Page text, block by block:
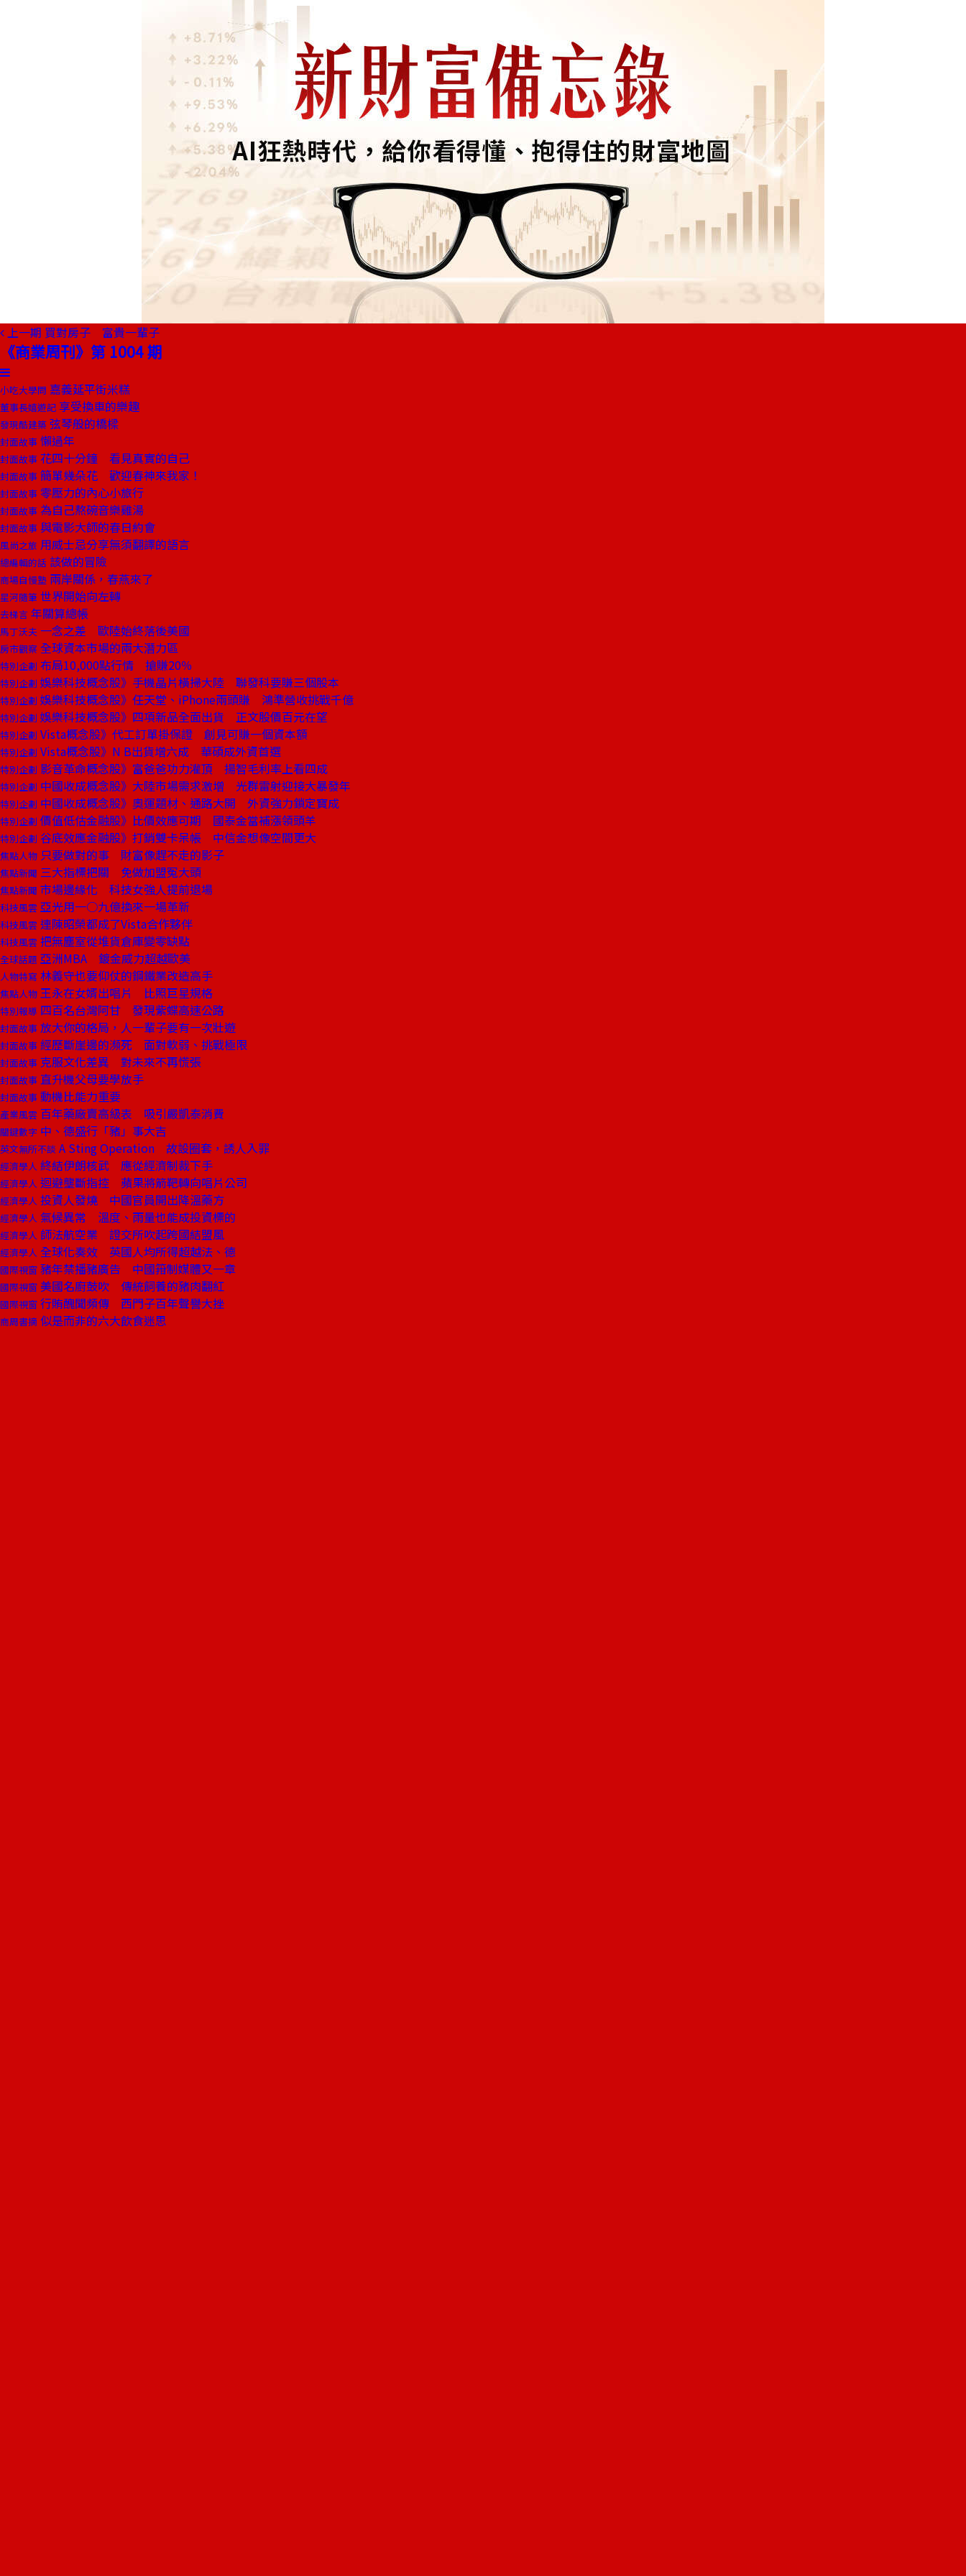
上一期 買對房子 富貴一輩子
《商業周刊》第 1004 期
小吃大學問 嘉義延平街米糕
董事長嬉遊記 享受換車的樂趣
發現酷建築 弦琴般的橋樑
封面故事 懶過年
封面故事 花四十分鐘 看見真實的自己
封面故事 簡單幾朵花 歡迎春神來我家！
封面故事 零壓力的內心小旅行
封面故事 為自己熬碗音樂雞湯
封面故事 與電影大師的春日約會
風尚之旅 用威士忌分享無須翻譯的語言
總編輯的話 該做的冒險
商場自慢塾 兩岸關係，春燕來了
星河隨筆 世界開始向左轉
去梯言 年關算總帳
馬丁沃夫 一念之差 歐陸始終落後美國
房市觀察 全球資本市場的兩大潛力區
特別企劃 布局10,000點行情 搶賺20％
特別企劃 娛樂科技概念股》手機晶片橫掃大陸 聯發科要賺三個股本
特別企劃 娛樂科技概念股》任天堂、iPhone兩頭賺 鴻準營收挑戰千億
特別企劃 娛樂科技概念股》四項新品全面出貨 正文股價百元在望
特別企劃 Vista概念股》代工訂單掛保證 創見可賺一個資本額
特別企劃 Vista概念股》N B出貨增六成 華碩成外資首選
特別企劃 影音革命概念股》富爸爸功力灌頂 揚智毛利率上看四成
特別企劃 中國收成概念股》大陸市場需求激增 光群雷射迎接大暴發年
特別企劃 中國收成概念股》奧運題材、通路大開 外資強力鎖定寶成
特別企劃 價值低估金融股》比價效應可期 國泰金當補漲領頭羊
特別企劃 谷底效應金融股》打銷雙卡呆帳 中信金想像空間更大
焦點人物 只要做對的事 財富像趕不走的影子
焦點新聞 三大指標把關 免做加盟冤大頭
焦點新聞 市場邊緣化 科技女強人提前退場
科技風雲 亞光用一○九億換來一場革新
科技風雲 連陳昭榮都成了Vista合作夥伴
科技風雲 把無塵室從堆貨倉庫變零缺點
全球話題 亞洲MBA 鍍金威力超越歐美
人物特寫 林義守也要仰仗的鋼鐵業改造高手
焦點人物 王永在女婿出唱片 比照巨星規格
特別報導 四百名台灣阿甘 發現紫蝶高速公路
封面故事 放大你的格局，人一輩子要有一次壯遊
封面故事 經歷斷崖邊的瀕死 面對軟弱、挑戰極限
封面故事 克服文化差異 對未來不再慌張
封面故事 直升機父母要學放手
封面故事 動機比能力重要
產業風雲 百年藥廠賣高級表 吸引嚴凱泰消費
關鍵數字 中、德盛行「豬」事大吉
英文無所不談 A Sting Operation 故設圈套，誘人入罪
經濟學人 終結伊朗核武 應從經濟制裁下手
經濟學人 迴避壟斷指控 蘋果將箭靶轉向唱片公司
經濟學人 投資人發燒 中國官員開出降溫藥方
經濟學人 氣候異常 溫度、雨量也能成投資標的
經濟學人 師法航空業 證交所吹起跨國結盟風
經濟學人 全球化奏效 英國人均所得超越法、德
國際視窗 豬年禁播豬廣告 中國箝制媒體又一章
國際視窗 美國名廚鼓吹 傳統飼養的豬肉翻紅
國際視窗 行賄醜聞頻傳 西門子百年聲譽大挫
商周書摘 似是而非的六大飲食迷思